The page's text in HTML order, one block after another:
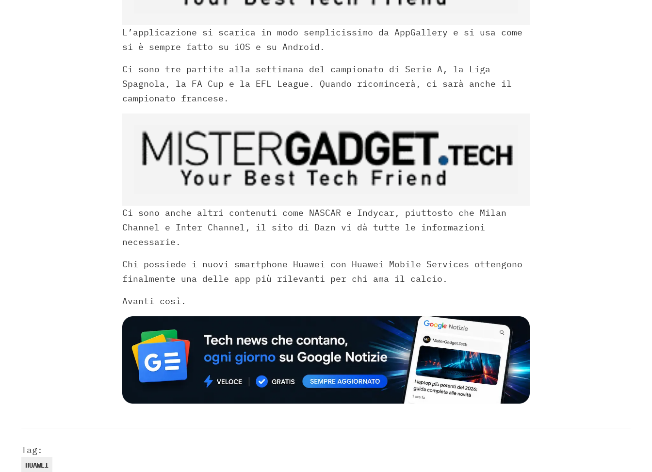
L’applicazione si scarica in modo semplicissimo da AppGallery e si usa come
si è sempre fatto su iOS e su Android.
Ci sono tre partite alla settimana del campionato di Serie A, la Liga
Spagnola, la FA Cup e la EFL League. Quando ricomincerà, ci sarà anche il
campionato francese.
Ci sono anche altri contenuti come NASCAR e Indycar, piuttosto che Milan
Channel e Inter Channel, il sito di Dazn vi dà tutte le informazioni
necessarie.
Chi possiede i nuovi smartphone Huawei con Huawei Mobile Services ottengono
finalmente una delle app più rilevanti per chi ama il calcio.
Avanti così.
Tag:
HUAWEI